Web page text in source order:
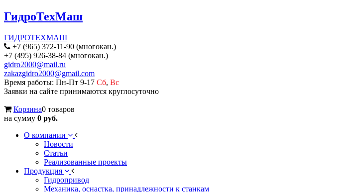
ГидроТехМаш
ГИДРОТЕХМАШ
+7 (965) 372-11-90 (многокан.)
+7 (495) 926-38-84 (многокан.)
gidro2000@mail.ru
zakazgidro2000@gmail.com
Время работы: Пн-Пт 9-17 Сб, Вс
Заявки на сайте принимаются круглосуточно
Корзина0 товаров
на сумму 0 руб.
О компании
Новости
Статьи
Реализованные проекты
Продукция
Гидропривод
Механика, оснастка, принадлежности к станкам